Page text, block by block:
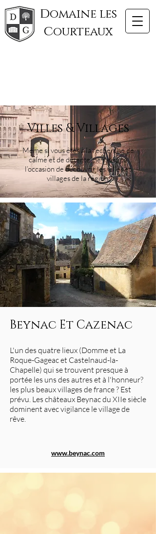
domaine les
courteaux
Villes & Villages
Même si vous êtes à la recherche de
calme et de détente, ne ratez pa
l’occasion de découvrir les villes et
villages de la région.
Beynac Et Cazenac
L'un des quatre lieux (Domme et La
Roque-Gageac et Castelnaud-la-
Chapelle) qui se trouvent presque à
portée les uns des autres et à l'honneur?
les plus beaux villages de france ? Est
prévu. Les châteaux Beynac du XIIe siècle
dominent avec vigilance le village de
rêve.
www.beynac.com